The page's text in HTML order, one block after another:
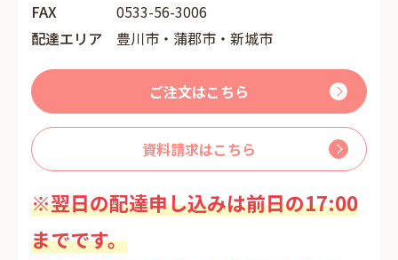
FAX
0533-56-3006
配達エリア
豊川市・蒲郡市・新城市
ご注文はこちら
資料請求はこちら
※翌日の配達申し込みは前日の17:00
までです。